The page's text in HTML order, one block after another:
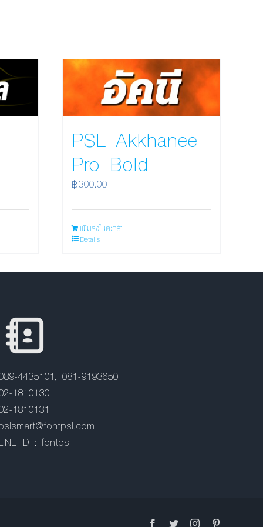
PSL Akkhanee
Pro Bold
฿300.00
เพิ่มลงในตะกร้า
Details
4435101, 081-9193650
1810130
1810131
ID : fontpsl
Facebook
TwitterInstagram